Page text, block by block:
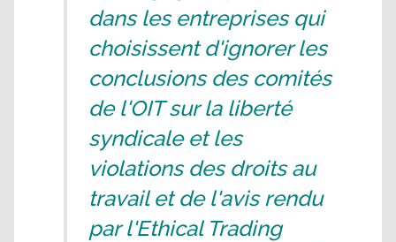
dans les entreprises qui
choisissent d'ignorer les
conclusions des comités
de l'OIT sur la liberté
syndicale et les
violations des droits au
travail et de l'avis rendu
par l'Ethical Trading